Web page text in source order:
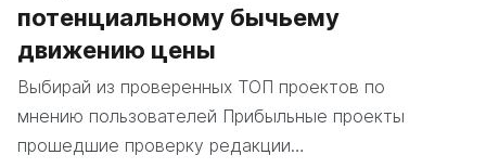
потенциальному бычьему
движению цены
Выбирай из проверенных ТОП проектов по
мнению пользователей Прибыльные проекты
прошедшие проверку редакции…